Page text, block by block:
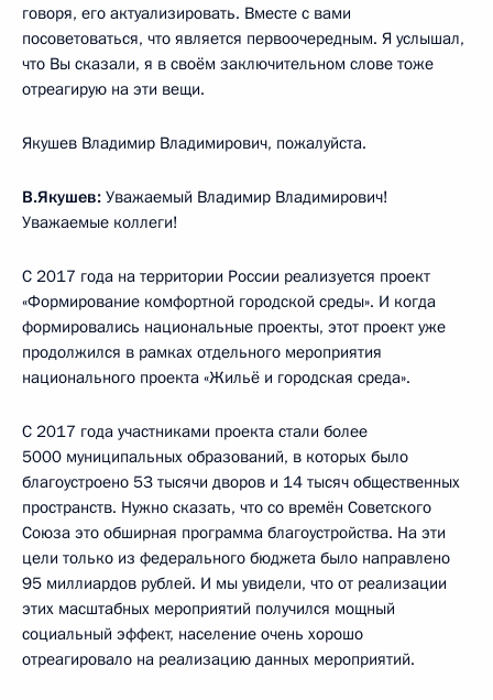
говоря, его актуализировать. Вместе с вами
посоветоваться, что является первоочередным. Я услышал,
что Вы сказали, я в своём заключительном слове тоже
отреагирую на эти вещи.
Якушев Владимир Владимирович, пожалуйста.
В.Якушев: Уважаемый Владимир Владимирович!
Уважаемые коллеги!
С 2017 года на территории России реализуется проект
«Формирование комфортной городской среды». И когда
формировались национальные проекты, этот проект уже
продолжился в рамках отдельного мероприятия
национального проекта «Жильё и городская среда».
С 2017 года участниками проекта стали более
5000 муниципальных образований, в которых было
благоустроено 53 тысячи дворов и 14 тысяч общественных
пространств. Нужно сказать, что со времён Советского
Союза это обширная программа благоустройства. На эти
цели только из федерального бюджета было направлено
95 миллиардов рублей. И мы увидели, что от реализации
этих масштабных мероприятий получился мощный
социальный эффект, население очень хорошо
отреагировало на реализацию данных мероприятий.